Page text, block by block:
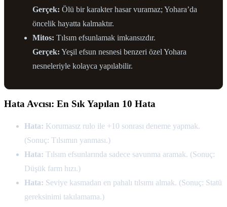
Gerçek: Ölü bir karakter hasar vuramaz; Yohara’da
öncelik hayatta kalmaktır.
Mitos: Tılsım efsunlamak imkansızdır.
Gerçek: Yeşil efsun nesnesi benzeri özel Yohara
nesneleriyle kolayca yapılabilir.
Hata Avcısı: En Sık Yapılan 10 Hata
Hata: Korumasız rulo ile +10 sonrası deneme yapmak.
(Sonuç: Tılsımın yanması.)
Hata: Tılsım efsunlarında sadece savunma aramak. (Sonuç:
Düşük farm hızı.)
Hata: Seviye kasmadan en pahalı tılsımı almak. (Sonuç: Statü
gereksinimi takılamama.)